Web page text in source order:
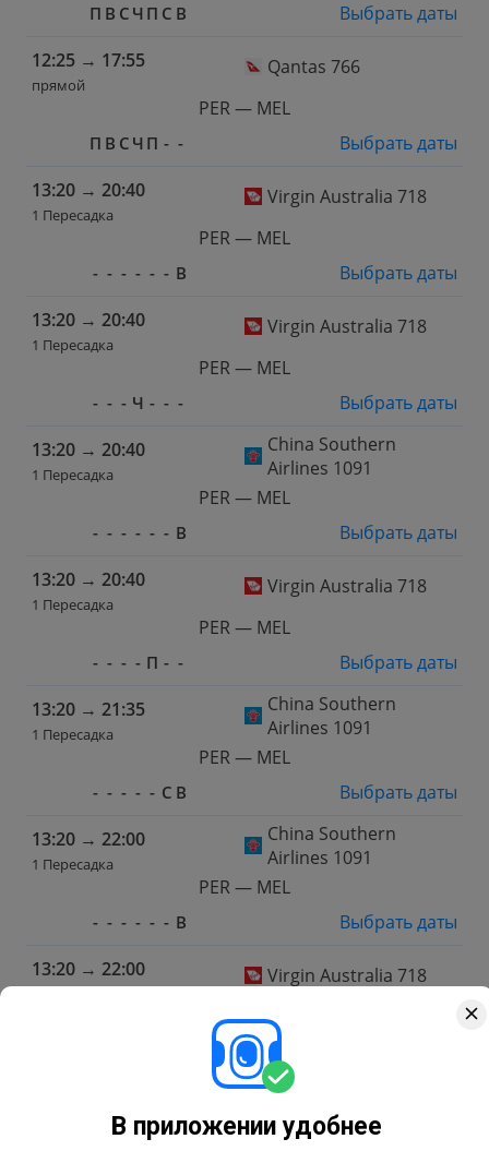
В приложении удобнее
П В С Ч П С В
Выбрать даты
12:25 → 17:55
прямой
Qantas 766
PER — MEL
П В С Ч П - -
Выбрать даты
13:20 → 20:40
1 Пересадка
Virgin Australia 718
PER — MEL
- - - - - - В
Выбрать даты
13:20 → 20:40
1 Пересадка
Virgin Australia 718
PER — MEL
- - - Ч - - -
Выбрать даты
13:20 → 20:40
1 Пересадка
China Southern
Airlines 1091
PER — MEL
- - - - - - В
Выбрать даты
13:20 → 20:40
1 Пересадка
Virgin Australia 718
PER — MEL
- - - - П - -
Выбрать даты
13:20 → 21:35
1 Пересадка
China Southern
Airlines 1091
PER — MEL
- - - - - С В
Выбрать даты
13:20 → 22:00
1 Пересадка
China Southern
Airlines 1091
PER — MEL
- - - - - - В
Выбрать даты
13:20 → 22:00
Virgin Australia 718
PER — MEL
PER — MEL